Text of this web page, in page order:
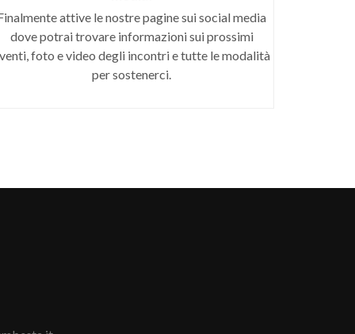
attive le nostre pagine sui social media
dove potrai trovare informazioni sui prossimi
foto e video degli incontri e tutte le modalità
per sostenerci.